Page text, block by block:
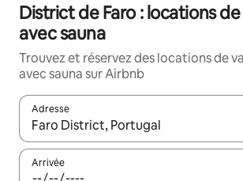
District de Faro : locations
avec sauna
Trouvez et réservez des locations de
avec sauna sur Airbnb
Adresse
Lorsque les résultats s'affichent, utilisez
Arrivée